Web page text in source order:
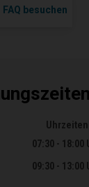
FAQ besuchen
Uhrzeiten
07:30 - 18:00
09:30 - 13:00